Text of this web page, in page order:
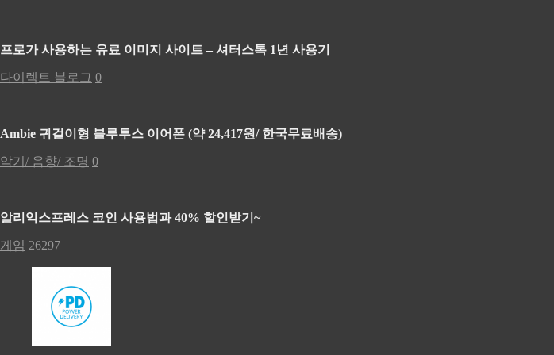
프로가 사용하는 유료 이미지 사이트 – 셔터스톡 1년 사용기
다이렉트 블로그 0
Ambie 귀걸이형 블루투스 이어폰 (약 24,417원/ 한국무료배송)
악기/ 음향/ 조명 0
알리익스프레스 코인 사용법과 40% 할인받기~
게임 26297